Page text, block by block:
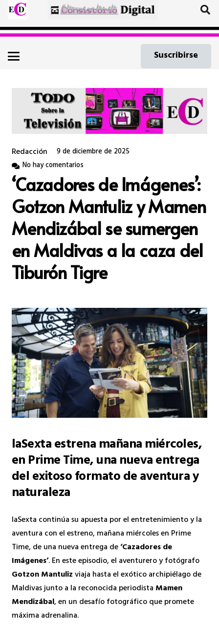
Suscribirse
Redacción
9 de diciembre de 2025
No hay comentarios
‘Cazadores de Imágenes’:
Gotzon Mantuliz y Mamen
Mendizábal se sumergen
en Maldivas a la caza del
Tiburón Tigre
laSexta estrena mañana miércoles,
en Prime Time, una nueva entrega
del exitoso formato de aventura y
naturaleza
laSexta continúa su apuesta por el entretenimiento y la
aventura con el estreno, mañana miércoles en Prime
Time, de una nueva entrega de‘Cazadores de
Imágenes’. En este episodio, el aventurero y fotógrafo
Gotzon Mantulizviaja hasta el exótico archipiélago de
Maldivas junto a la reconocida periodista Mamen
Mendizábal, en un desafío fotográfico que promete
máxima adrenalina.